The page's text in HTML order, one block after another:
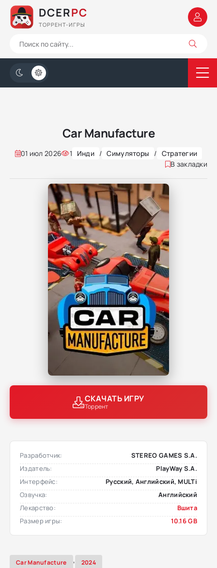
DCERPC
ТОРРЕНТ-ИГРЫ
Car Manufacture
01 июл 2026 1 Инди / Симуляторы / Стратегии
В закладки
СКАЧАТЬ ИГРУ
Торрент
Разработчик:
STEREO GAMES S.A.
Издатель:
PlayWay S.A.
Интерфейс:
Русский, Английский, MULTi
Озвучка:
Английский
Лекарство:
Вшита
Размер игры:
10.16 GB
Car Manufacture , 2024